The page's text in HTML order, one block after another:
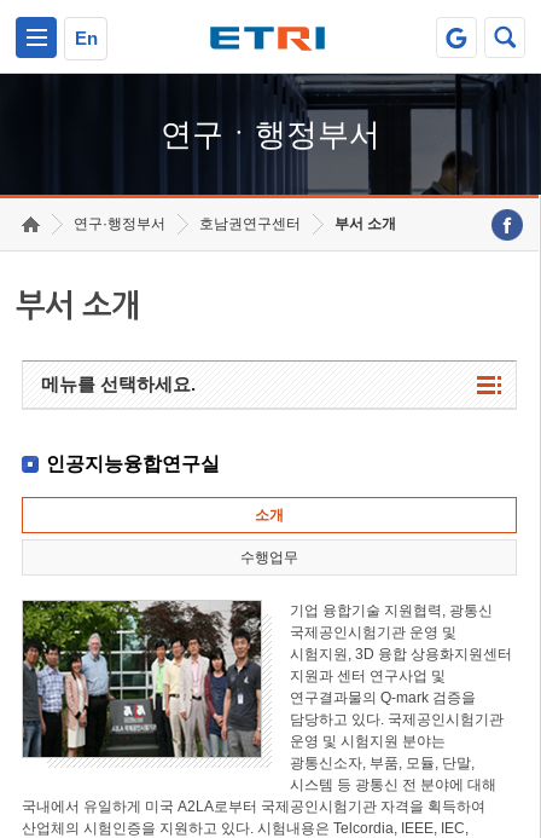
En
연구ㆍ행정부서
연구·행정부서 호남권연구센터 부서 소개
부서 소개
메뉴를 선택하세요.
인공지능융합연구실
소개
수행업무
기업 융합기술 지원협력, 광통신
국제공인시험기관 운영 및
시험지원, 3D 융합 상용화지원센터
지원과 센터 연구사업 및
연구결과물의 Q-mark 검증을
담당하고 있다. 국제공인시험기관
운영 및 시험지원 분야는
광통신소자, 부품, 모듈, 단말,
시스템 등 광통신 전 분야에 대해
국내에서 유일하게 미국 A2LA로부터 국제공인시험기관 자격을 획득하여
산업체의 시험인증을 지원하고 있다. 시험내용은 Telcordia, IEEE, IEC,